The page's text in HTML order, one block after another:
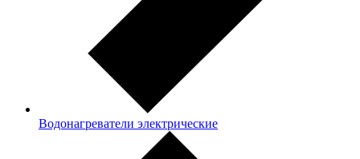
Водонагреватели электрические